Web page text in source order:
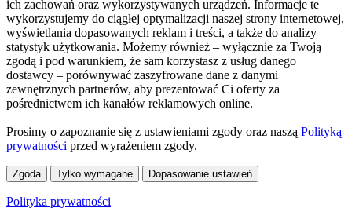
ich zachowań oraz wykorzystywanych urządzeń. Informacje te
wykorzystujemy do ciągłej optymalizacji naszej strony internetowej,
wyświetlania dopasowanych reklam i treści, a także do analizy
statystyk użytkowania. Możemy również – wyłącznie za Twoją
zgodą i pod warunkiem, że sam korzystasz z usług danego
dostawcy – porównywać zaszyfrowane dane z danymi
zewnętrznych partnerów, aby prezentować Ci oferty za
pośrednictwem ich kanałów reklamowych online.
Prosimy o zapoznanie się z ustawieniami zgody oraz naszą Polityką
prywatności przed wyrażeniem zgody.
Zgoda Tylko wymagane Dopasowanie ustawień
Polityka prywatności